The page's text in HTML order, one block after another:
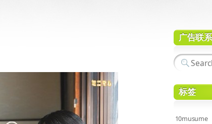
广告联
标签
10musume